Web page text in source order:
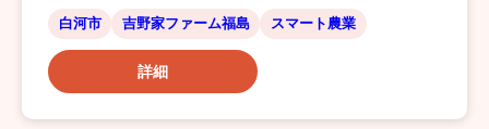
白河市 吉野家ファーム福島 スマート農業
詳細